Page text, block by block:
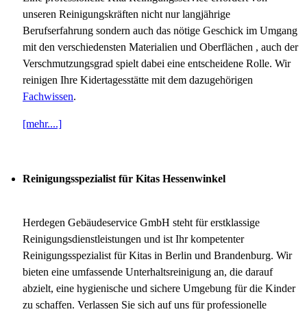
unseren Reinigungskräften nicht nur langjährige
Berufserfahrung sondern auch das nötige Geschick im Umgang
mit den verschiedensten Materialien und Oberflächen , auch der
Verschmutzungsgrad spielt dabei eine entscheidene Rolle. Wir
reinigen Ihre Kidertagesstätte mit dem dazugehörigen
Fachwissen.
[mehr....]
Reinigungsspezialist für Kitas Hessenwinkel
Herdegen Gebäudeservice GmbH steht für erstklassige
Reinigungsdienstleistungen und ist Ihr kompetenter
Reinigungsspezialist für Kitas in Berlin und Brandenburg. Wir
bieten eine umfassende Unterhaltsreinigung an, die darauf
abzielt, eine hygienische und sichere Umgebung für die Kinder
zu schaffen. Verlassen Sie sich auf uns für professionelle